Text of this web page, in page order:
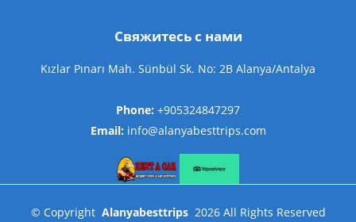
Свяжитесь с нами
Kızlar Pınarı Mah. Sünbül Sk. No: 2B Alanya/Antalya
Phone: +905324847297
Email: info@alanyabesttrips.com
© Copyright Alanyabesttrips 2026 All Rights Reserved